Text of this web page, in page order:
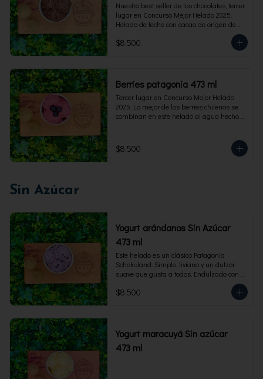
Nuestro best seller de los chocolates, tercer
lugar en Concurso Mejor Helado 2025.
Helado de leche con cacao de origen de
intensidad al 60%. Envase familiar 473 ml,
rinde 4  porciones.
$8.500
Berries patagonia 473 ml
Tercer lugar en Concurso Mejor Helado
2025. Lo mejor de los berries chilenos se
combinan en este helado al agua hecho
473 ml. Rinde 4 porciones.
$8.500
Sin Azúcar
Yogurt arándanos Sin Azúcar
473 ml
Este helado es un clásico Patagonia
Schokoland. Simple, liviano y un dulzor
suave que gusta a todos. Endulzado con
fructosa.Envase familiar 473 ml. Rinde 4
porciones.
$8.500
Yogurt maracuyá Sin azúcar
473 ml